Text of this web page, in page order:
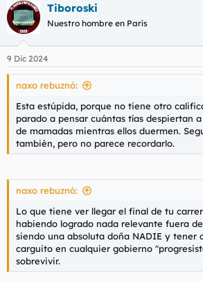
c
c
i
e
s
Tiboroski
Nuestro hombre en París
9 Dic 2024
naxo rebuznó:
Esta estúpida, porque no tiene otro
parado a pensar cuántas tías despiertan a
de mamadas mientras ellos duermen.
también, pero no parece recordarlo.
naxo rebuznó:
Lo que tiene ver llegar el final de tu
habiendo logrado nada relevante fuera
siendo una absoluta doña NADIE y tener
carguito en cualquier gobierno
sobrevivir.